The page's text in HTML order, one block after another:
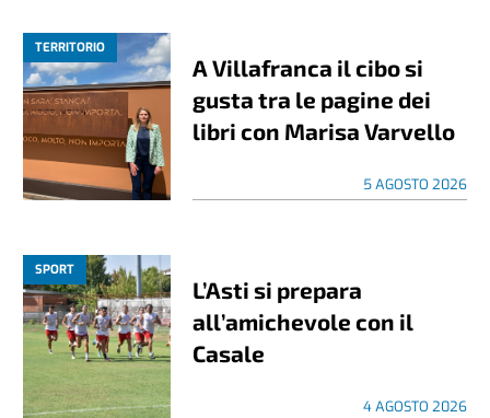
TERRITORIO
A Villafranca il cibo si
gusta tra le pagine dei
libri con Marisa Varvello
5 AGOSTO 2026
SPORT
L’Asti si prepara
all’amichevole con il
Casale
4 AGOSTO 2026